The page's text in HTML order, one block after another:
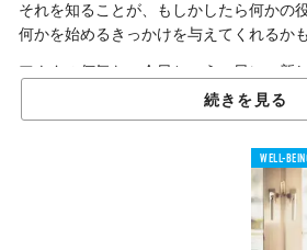
それを知ることが、もしかしたら何かの
何かを始めるきっかけを与えてくれるか
アナタの何気ない今日という一日に、新
くれる。そんな世界のどこかの「今日」
父の日
今日6月19日は、日本では毎年6月の第3
続きを見る
WELL-